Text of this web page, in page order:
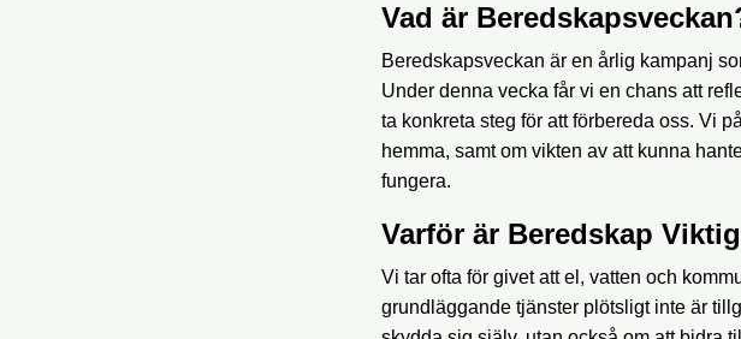
Vad är
Beredskapsveckan är en årlig kampanj
Under denna vecka får vi en chans att
ta konkreta steg för att förbereda oss. Vi
hemma, samt om vikten av att kunna
fungera.
Varför är Beredskap
Vi tar ofta för givet att el, vatten och
grundläggande tjänster plötsligt inte är